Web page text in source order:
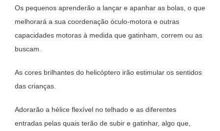
Os pequenos aprenderão a lançar e apanhar as bolas, o que
melhorará a sua coordenação óculo-motora e outras
capacidades motoras à medida que gatinham, correm ou as
buscam.
As cores brilhantes do helicóptero irão estimular os sentidos
das crianças.
Adorarão a hélice flexível no telhado e as diferentes
entradas pelas quais terão de subir e gatinhar, algo que,